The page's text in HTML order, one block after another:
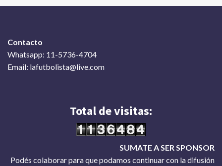
Contacto
Whatsapp: 11-5736-4704
Email: lafutbolista@live.com
Total de visitas:
SUMATE A SER SPONSOR
Podés colaborar para que podamos continuar con la difusión